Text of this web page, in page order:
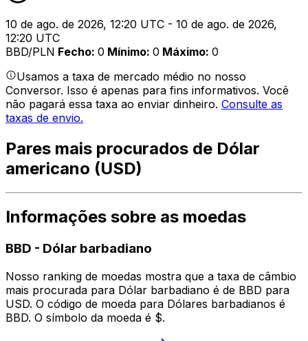
10 de ago. de 2026, 12:20 UTC - 10 de ago. de 2026,
12:20 UTC
BBD/PLN Fecho: 0 Mínimo: 0 Máximo: 0
Usamos a taxa de mercado médio no nosso
Conversor. Isso é apenas para fins informativos. Você
não pagará essa taxa ao enviar dinheiro. Consulte as
taxas de envio.
Pares mais procurados de Dólar
americano (USD)
Informações sobre as moedas
BBD - Dólar barbadiano
Nosso ranking de moedas mostra que a taxa de câmbio
mais procurada para Dólar barbadiano é de BBD para
USD. O código de moeda para Dólares barbadianos é
BBD. O símbolo da moeda é $.